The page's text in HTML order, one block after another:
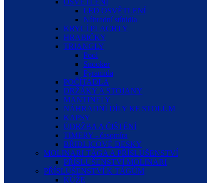
OSVĚTLENÍ
LED OSVĚTLENÍ
Náhradní stínidla
KRYCÍ PLACHTY
HRABIČKY
TRIANGLY
Pool
Snooker
Pyramida
POČÍTADLA
DRŽÁKY A STOJANY
MANTINELY
NÁHRADNÍ DÍLY KE STOLŮM
KAPSY
ÚDRŽBA A ČIŠTĚNÍ
TIMERY - časomíra
BŘIDLICOVÉ DESKY
MOLINARI TÁGA A PŘÍSLUŠENSTVÍ
PŘÍSLUŠENSTVÍ MOLINARI
PŘÍSLUŠENSTVÍ K TÁGŮM
KŮŽE